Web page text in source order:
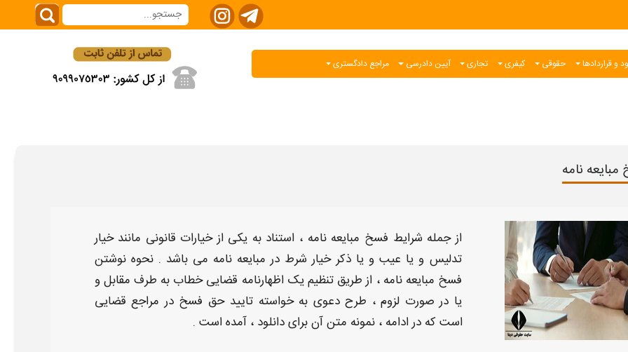
و قراردادها حقوقی کیفری تجاری آیین دادرسی مراجع دادگستری
نامه
از جمله شرایط فسخ مبایعه نامه ، استناد به یکی از خیارات قانونی مانند خیار
تدلیس و یا عیب و یا ذکر خیار شرط درمبایعه نامه می باشد .نحوه نوشتن
فسخ مبایعه نامه، از طریق تنظیم یک اظهارنامه قضایی خطاب به طرف مقابل و
یا در صورت لزوم ، طرح دعوی به خواسته تایید حق فسخ در مراجع قضایی
است که در ادامه ،نمونه متنآن برایدانلود، آمده است .